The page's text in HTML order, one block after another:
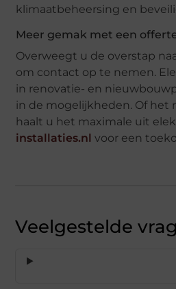
klimaatbeheersing en
Meer gemak met een
Overweegt u de overstap
om contact op te nemen.
in renovatie- en
in de mogelijkheden. Of het
haalt u het maximale uit
installaties.nl voor een
Veelgestelde